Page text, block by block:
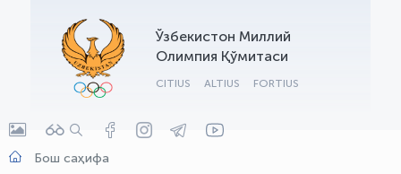
Ўзбекистон Миллий
Олимпия Қўмитаси
CITIUS ALTIUS FORTIUS
Бош саҳифа
OLYMPCHIK AI - yordamchi
Онлайн · olympic.uz